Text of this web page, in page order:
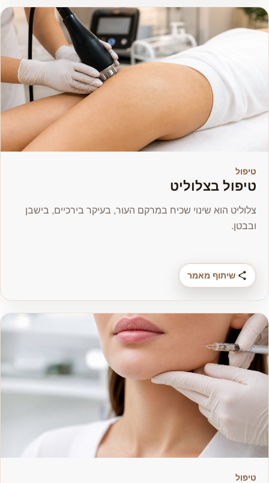
טיפול
טיפול בצלוליט
צלוליט הוא שינוי שכיח במרקם העור, בעיקר בירכיים, בישבן
ובבטן.
שיתוף מאמר
טיפול